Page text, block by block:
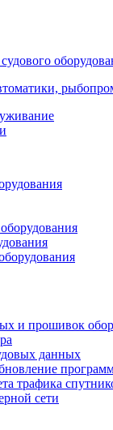
и прошивок
данных
трафика
сети